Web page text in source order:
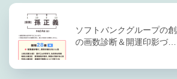
ソフトバンクグループの
の画数診断＆開運印影づ…